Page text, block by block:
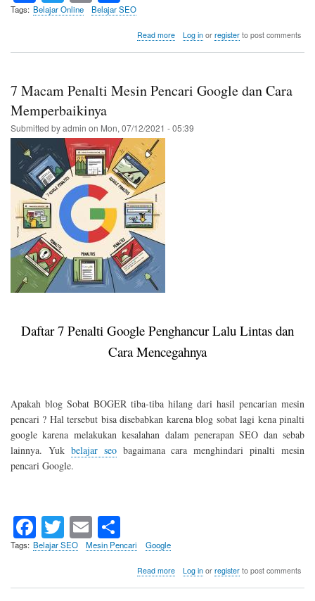
ce
ok
wi
r
m ha
re
Tags Belajar Online Belajar SEO
Read moreabout
Untuk
Konten
Log inor registerto post comments
7 Macam Penalti Mesin Pencari Google dan Cara
Memperbaikinya
Submitted byadmin on Mon, 07/12/2021 - 05:39
Daftar 7 Penalti Google Penghancur Lalu Lintas dan
Cara Mencegahnya
Apakah blog Sobat BOGER tiba-tiba hilang dari hasil pencarian mesin
pencari ? Hal tersebut bisa disebabkan karena blog sobat lagi kena pinalti
google karena melakukan kesalahan dalam penerapan SEO dan sebab
lainnya. Yuk belajar seobagaimana cara menghindari pinalti mesin
pencari Google.
Fa
ce
ok
T
wi
r
E
m ha
re
Tags Belajar SEO Mesin Pencari Google
Read moreabout
Log inor registerto post comments